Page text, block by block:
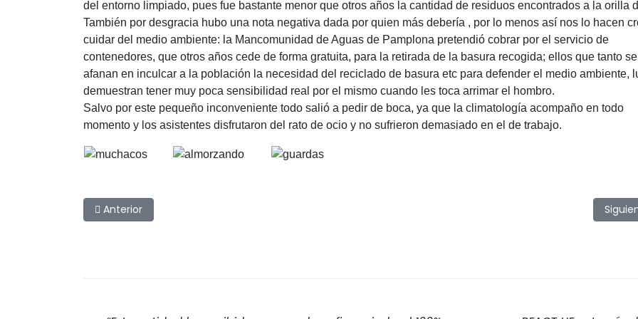
del entorno limpiado, pues fue bastante menor que otros años la cantidad de residuos encontrados a la orilla
También por desgracia hubo una nota negativa dada por quien más debería , por lo menos así nos lo hacen
cuidar del medio ambiente: la Mancomunidad de Aguas de Pamplona pretendió cobrar por el servicio de
contenedores, que otros años cede de forma gratuita, para la retirada de la basura recogida; ellos que tanto se
afanan en inculcar a la población la necesidad del reciclado de basura etc para defender el medio ambiente,
demuestran tener muy poca sensibilidad real por el mismo cuando les toca arrimar el hombro.
Salvo por este pequeño inconveniente todo salió a pedir de boca, ya que la climatología acompaño en todo
momento y los asistentes disfrutaron del rato de ocio y no sufrieron demasiado en el de trabajo.
Artículo anterior: Fiesta del Deporte Río Arga 2009
Anterior